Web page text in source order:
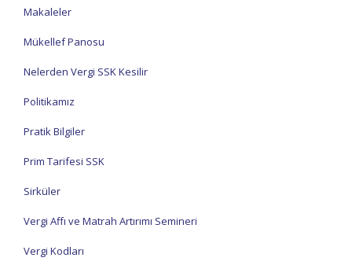
Makaleler
Mükellef Panosu
Nelerden Vergi SSK Kesilir
Politikamız
Pratik Bilgiler
Prim Tarifesi SSK
Sirküler
Vergi Affı ve Matrah Artırımı Semineri
Vergi Kodları